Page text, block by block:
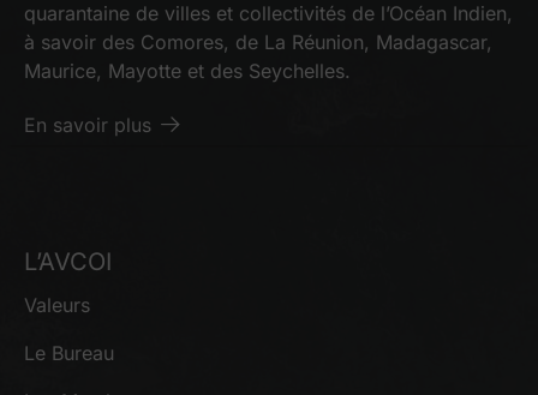
quarantaine de villes et collectivités de l’Océan Indien,
à savoir des Comores, de La Réunion, Madagascar,
Maurice, Mayotte et des Seychelles.
En savoir plus
L’AVCOI
Valeurs
Le Bureau